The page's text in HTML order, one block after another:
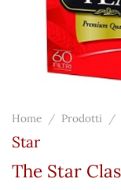
Home / Prodotti /
Star
The Star